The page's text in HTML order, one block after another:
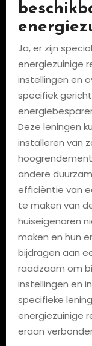
Ja, er zijn
energiezuinige
instellingen en
specifiek
Deze leningen
installeren van
andere
efficiëntie van
te maken van
huiseigenaren
maken en hun
bijdragen aan
raadzaam om
instellingen en
specifieke
energiezuinige
eraan